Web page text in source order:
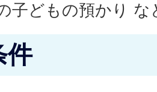
子どもの預かり な
件